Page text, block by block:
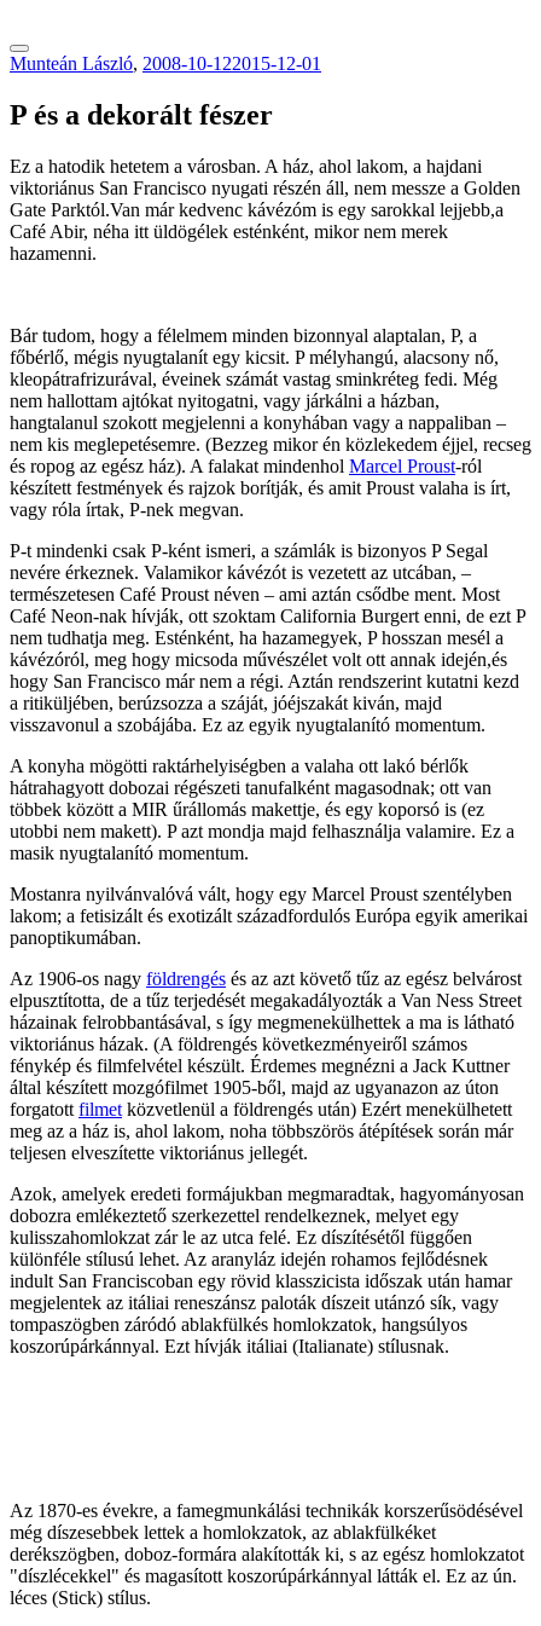
Munteán László, 2008-10-122015-12-01
P és a dekorált fészer
Ez a hatodik hetetem a városban. A ház, ahol lakom, a hajdani
viktoriánus San Francisco nyugati részén áll, nem messze a Golden
Gate Parktól.Van már kedvenc kávézóm is egy sarokkal lejjebb,a
Café Abir, néha itt üldögélek esténként, mikor nem merek
hazamenni.
Bár tudom, hogy a félelmem minden bizonnyal alaptalan, P, a
főbérlő, mégis nyugtalanít egy kicsit. P mélyhangú, alacsony nő,
kleopátrafrizurával, éveinek számát vastag sminkréteg fedi. Még
nem hallottam ajtókat nyitogatni, vagy járkálni a házban,
hangtalanul szokott megjelenni a konyhában vagy a nappaliban –
nem kis meglepetésemre. (Bezzeg mikor én közlekedem éjjel, recseg
és ropog az egész ház). A falakat mindenhol Marcel Proust-ról
készített festmények és rajzok borítják, és amit Proust valaha is írt,
vagy róla írtak, P-nek megvan.
P-t mindenki csak P-ként ismeri, a számlák is bizonyos P Segal
nevére érkeznek. Valamikor kávézót is vezetett az utcában, –
természetesen Café Proust néven – ami aztán csődbe ment. Most
Café Neon-nak hívják, ott szoktam California Burgert enni, de ezt P
nem tudhatja meg. Esténként, ha hazamegyek, P hosszan mesél a
kávézóról, meg hogy micsoda művészélet volt ott annak idején,és
hogy San Francisco már nem a régi. Aztán rendszerint kutatni kezd
a ritiküljében, berúzsozza a száját, jóéjszakát kiván, majd
visszavonul a szobájába. Ez az egyik nyugtalanító momentum.
A konyha mögötti raktárhelyiségben a valaha ott lakó bérlők
hátrahagyott dobozai régészeti tanufalként magasodnak; ott van
többek között a MIR űrállomás makettje, és egy koporsó is (ez
utobbi nem makett). P azt mondja majd felhasználja valamire. Ez a
masik nyugtalanító momentum.
Mostanra nyilvánvalóvá vált, hogy egy Marcel Proust szentélyben
lakom; a fetisizált és exotizált századfordulós Európa egyik amerikai
panoptikumában.
Az 1906-os nagy földrengés és az azt követő tűz az egész belvárost
elpusztította, de a tűz terjedését megakadályozták a Van Ness Street
házainak felrobbantásával, s így megmenekülhettek a ma is látható
viktoriánus házak. (A földrengés következményeiről számos
fénykép és filmfelvétel készült. Érdemes megnézni a Jack Kuttner
által készített mozgófilmet 1905-ből, majd az ugyanazon az úton
forgatott filmet közvetlenül a földrengés után) Ezért menekülhetett
meg az a ház is, ahol lakom, noha többszörös átépítések során már
teljesen elveszítette viktoriánus jellegét.
Azok, amelyek eredeti formájukban megmaradtak, hagyományosan
dobozra emlékeztető szerkezettel rendelkeznek, melyet egy
kulisszahomlokzat zár le az utca felé. Ez díszítésétől függően
különféle stílusú lehet. Az aranyláz idején rohamos fejlődésnek
indult San Franciscoban egy rövid klasszicista időszak után hamar
megjelentek az itáliai reneszánsz paloták díszeit utánzó sík, vagy
tompaszögben záródó ablakfülkés homlokzatok, hangsúlyos
koszorúpárkánnyal. Ezt hívják itáliai (Italianate) stílusnak.
Az 1870-es évekre, a famegmunkálási technikák korszerűsödésével
még díszesebbek lettek a homlokzatok, az ablakfülkéket
derékszögben, doboz-formára alakították ki, s az egész homlokzatot
"díszlécekkel" és magasított koszorúpárkánnyal látták el. Ez az ún.
léces (Stick) stílus.